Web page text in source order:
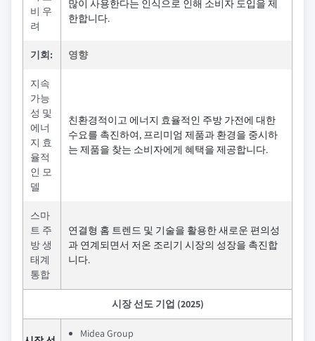
비 우
려
많이 사용한다는 인식으로 인해 소비자 도입을 제
한합니다.
기회: 영향
지속
가능
성 및
에너
지 효
율적
인 모
델
친환경적이고 에너지 효율적인 주방 가전에 대한
수요를 촉진하여, 프리미엄 제품과 환경을 중시하
는 제품을 찾는 소비자에게 혜택을 제공합니다.
스마
트 주
방 생
태계
통합
연결형 홈 트렌드 및 기술을 활용한 새로운 편의성
과 연계되면서 저온 조리기 시장의 성장을 촉진합
니다.
시장 선도 기업 (2025)
Midea Group